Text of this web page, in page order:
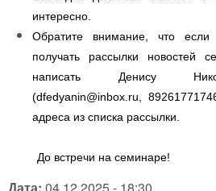
интересно.
Обратите внимание, что
получать рассылки новостей
написать Денису
(dfedyanin@inbox.ru ,
адреса из списка рассылки.
До встречи на семинаре!